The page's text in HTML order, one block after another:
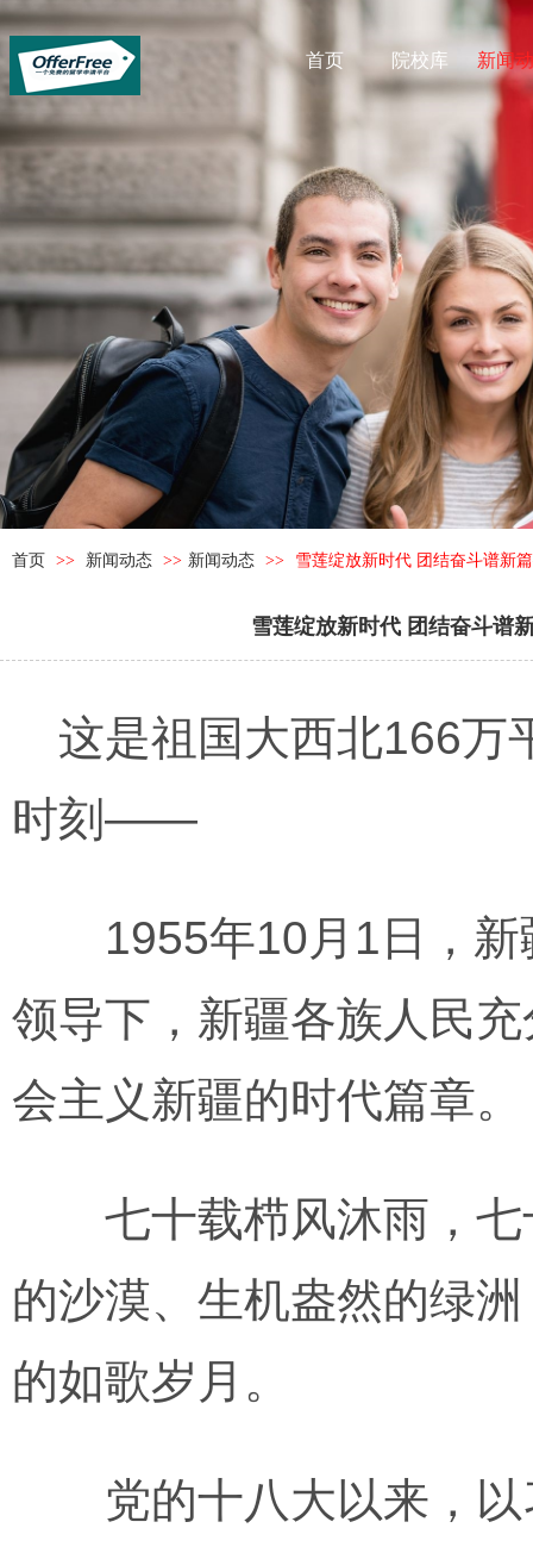
首页 院校库 新闻
首页 >> 新闻动态 >> 新闻动态 >> 雪莲绽放新时代 团结奋斗谱新
雪莲绽放新时代 团结奋斗谱
这是祖国大西北166万
时刻——
1955年10月1日，新
领导下，新疆各族人民
会主义新疆的时代篇章。
七十载栉风沐雨，七
的沙漠、生机盎然的绿
的如歌岁月。
党的十八大以来，以